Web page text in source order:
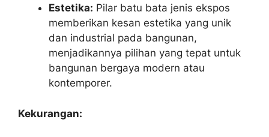
Estetika: Pilar batu bata jenis ekspos
memberikan kesan estetika yang unik
dan industrial pada bangunan,
menjadikannya pilihan yang tepat untuk
bangunan bergaya modern atau
kontemporer.
Kekurangan: